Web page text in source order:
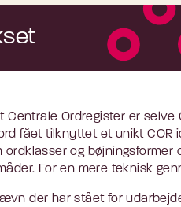
Centrale Ordregister er
fået tilknyttet et unikt COR
ordklasser og
For en mere teknisk
der har stået for